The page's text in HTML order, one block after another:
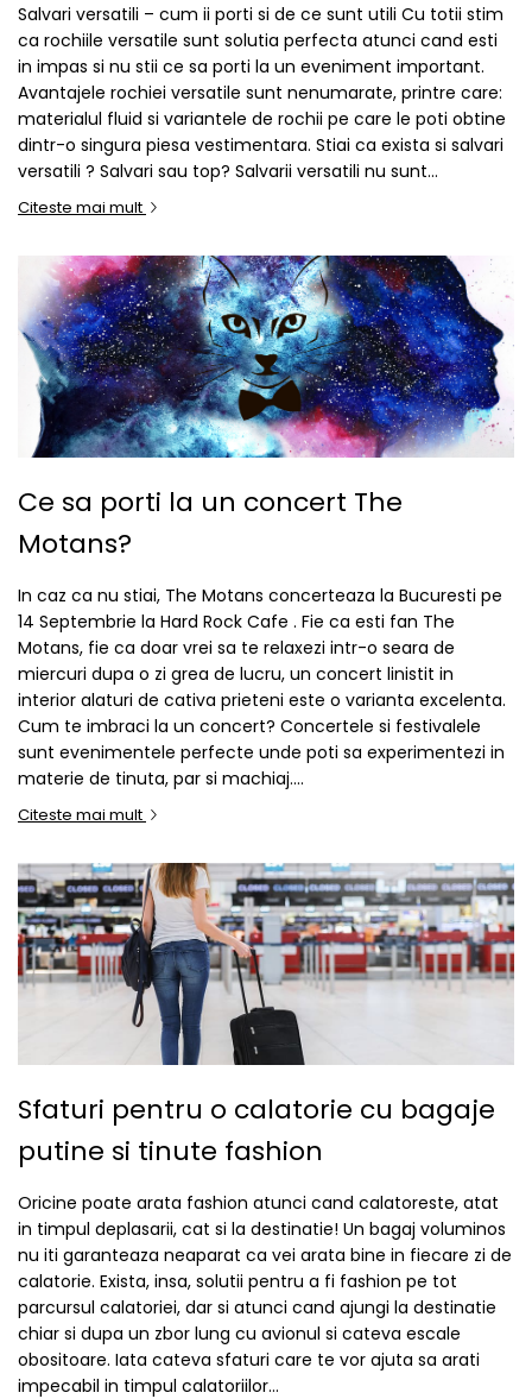
Salvari versatili – cum ii porti si de ce sunt utili Cu totii stim
ca rochiile versatile sunt solutia perfecta atunci cand esti
in impas si nu stii ce sa porti la un eveniment important.
Avantajele rochiei versatile sunt nenumarate, printre care:
materialul fluid si variantele de rochii pe care le poti obtine
dintr-o singura piesa vestimentara. Stiai ca exista si salvari
versatili ? Salvari sau top? Salvarii versatili nu sunt...
Citeste mai mult
Ce sa porti la un concert The
Motans?
In caz ca nu stiai, The Motans concerteaza la Bucuresti pe
14 Septembrie la Hard Rock Cafe . Fie ca esti fan The
Motans, fie ca doar vrei sa te relaxezi intr-o seara de
miercuri dupa o zi grea de lucru, un concert linistit in
interior alaturi de cativa prieteni este o varianta excelenta.
Cum te imbraci la un concert? Concertele si festivalele
sunt evenimentele perfecte unde poti sa experimentezi in
materie de tinuta, par si machiaj....
Citeste mai mult
Sfaturi pentru o calatorie cu bagaje
putine si tinute fashion
Oricine poate arata fashion atunci cand calatoreste, atat
in timpul deplasarii, cat si la destinatie! Un bagaj voluminos
nu iti garanteaza neaparat ca vei arata bine in fiecare zi de
calatorie. Exista, insa, solutii pentru a fi fashion pe tot
parcursul calatoriei, dar si atunci cand ajungi la destinatie
chiar si dupa un zbor lung cu avionul si cateva escale
obositoare. Iata cateva sfaturi care te vor ajuta sa arati
impecabil in timpul calatoriilor...